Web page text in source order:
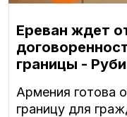
Ереван ждет
границы -
Армения готова
границу для